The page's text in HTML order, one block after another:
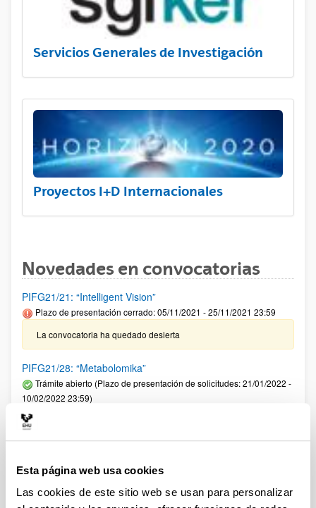
Esta página web usa cookies
Las cookies de este sitio web se usan para personalizar
Servicios Generales de Investigación
Proyectos I+D Internacionales
Novedades en convocatorias
PIFG21/21: “Intelligent Vision”
Plazo de presentación cerrado: 05/11/2021 - 25/11/2021 23:59
La convocatoria ha quedado desierta
PIFG21/28: “Metabolomika”
Trámite abierto (Plazo de presentación de solicitudes: 21/01/2022 -
10/02/2022 23:59)
investigación colaborativa en áreas estratégicas